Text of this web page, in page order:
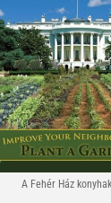
A Fehér Ház